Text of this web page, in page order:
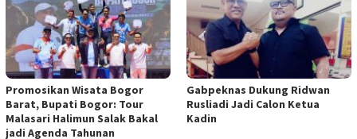
Promosikan Wisata Bogor
Barat, Bupati Bogor: Tour
Malasari Halimun Salak Bakal
jadi Agenda Tahunan
Gabpeknas Dukung Ridwan
Rusliadi Jadi Calon Ketua
Kadin